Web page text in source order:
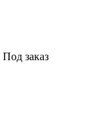
Под заказ